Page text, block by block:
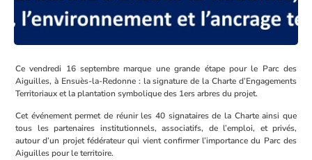
Ce vendredi 16 septembre marque une grande étape pour le Parc des
Aiguilles, à Ensuès-la-Redonne : la signature de la Charte d’Engagements
Territoriaux et la plantation symbolique des 1ers arbres du projet.
Cet événement permet de réunir les 40 signataires de la Charte ainsi que
tous les partenaires institutionnels, associatifs, de l’emploi, et privés,
autour d’un projet fédérateur qui vient confirmer l’importance du Parc des
Aiguilles pour le territoire.